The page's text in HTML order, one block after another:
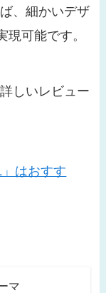
、細かいデザ
可能です。
しいレビュー
はおすす
マ